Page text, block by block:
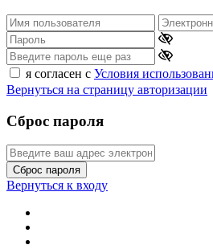
я согласен с Условия
Вернуться на страницу авторизации
Сброс пароля
Сброс пароля
Вернуться к входу